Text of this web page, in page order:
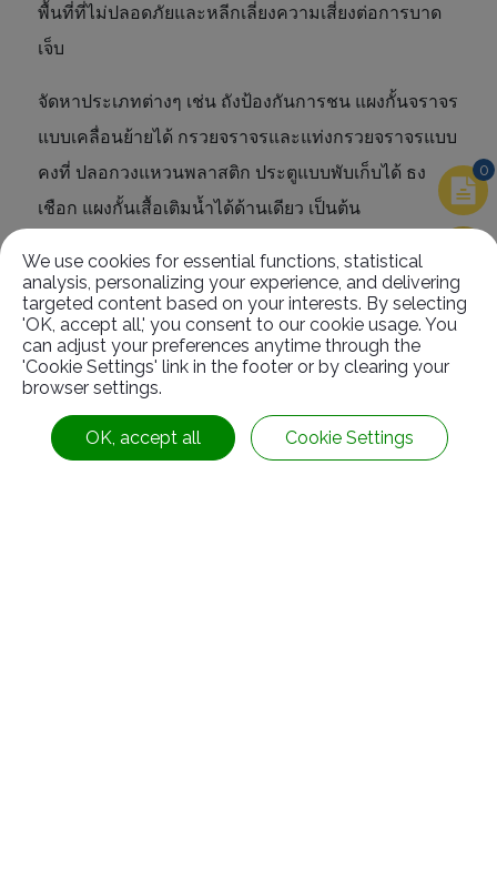
พื้นที่ที่ไม่ปลอดภัยและหลีกเลี่ยงความเสี่ยงต่อการบาด
เจ็บ
จัดหาประเภทต่างๆ เช่น ถังป้องกันการชน แผงกั้นจราจร
แบบเคลื่อนย้ายได้ กรวยจราจรและแท่งกรวยจราจรแบบ
คงที่ ปลอกวงแหวนพลาสติก ประตูแบบพับเก็บได้ ธง
เชือก แผงกั้นเสื้อเติมน้ำได้ด้านเดียว เป็นต้น
ที่เกี่ยวข้องสินค้า
0
We use cookies for essential functions, statistical
analysis, personalizing your experience, and delivering
targeted content based on your interests. By selecting
'OK, accept all,' you consent to our cookie usage. You
can adjust your preferences anytime through the
'Cookie Settings' link in the footer or by clearing your
browser settings.
OK, accept all Cookie Settings